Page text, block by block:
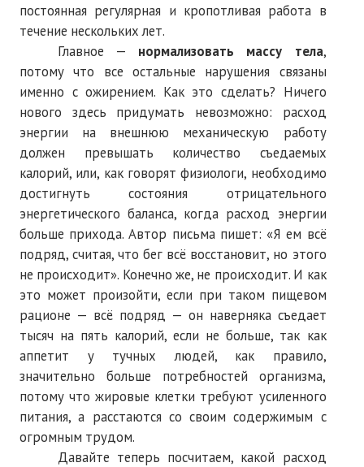
Наложенный платеж
Подписка 2026
Подписка онлайн на печатную версию
ТАКОВА СПОРТИВНАЯ ЖИЗНЬ
КОНТАКТЫ
ТЕКУЩИЙ №
постоянная регулярная и кропотливая работа в
течение нескольких лет.
Главное — нормализовать массу тела,
потому что все остальные нарушения связаны
именно с ожирением. Как это сделать? Ничего
нового здесь придумать невозможно: расход
энергии на внешнюю механическую работу
должен превышать количество съедаемых
калорий, или, как говорят физиологи, необходимо
достигнуть состояния отрицательного
энергетического баланса, когда расход энергии
больше прихода. Автор письма пишет: «Я ем всё
подряд, считая, что бег всё восстановит, но этого
не происходит». Конечно же, не происходит. И как
это может произойти, если при таком пищевом
рационе — всё подряд — он наверняка съедает
тысяч на пять калорий, если не больше, так как
аппетит у тучных людей, как правило,
значительно больше потребностей организма,
потому что жировые клетки требуют усиленного
питания, а расстаются со своим содержимым с
огромным трудом.
Давайте теперь посчитаем, какой расход